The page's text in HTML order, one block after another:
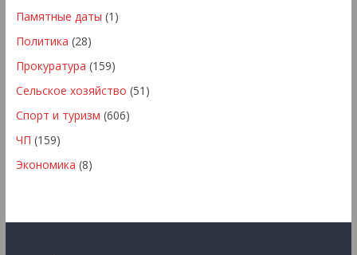
Памятные даты (1)
Политика (28)
Прокуратура (159)
Сельское хозяйство (51)
Спорт и туризм (606)
ЧП (159)
Экономика (8)